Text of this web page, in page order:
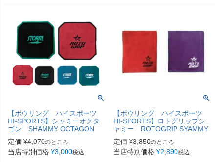
【ボウリング ハイスポーツ
HI-SPORTS】シャミーオクタ
ゴン SHAMMY OCTAGON
定価 ¥4,070のところ
当店特別価格 ¥3,000税込
【ボウリング ハイスポーツ
HI-SPORTS】ロトグリップシ
ャミー ROTOGRIP SYAMMY
定価 ¥3,850のところ
当店特別価格 ¥2,890税込